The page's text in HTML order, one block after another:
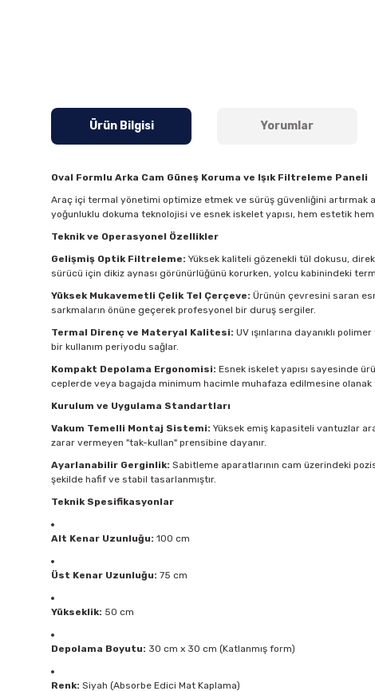
Ürün Bilgisi Yorumlar
Oval Formlu Arka Cam Güneş Koruma ve Işık Filtreleme Paneli
Araç içi termal yönetimi optimize etmek ve sürüş güvenliğini artırmak
yoğunluklu dokuma teknolojisi ve esnek iskelet yapısı, hem estetik
Teknik ve Operasyonel Özellikler
Gelişmiş Optik Filtreleme: Yüksek kaliteli gözenekli tül dokusu,
sürücü için dikiz aynası görünürlüğünü korurken, yolcu kabinindeki
Yüksek Mukavemetli Çelik Tel Çerçeve: Ürünün çevresini saran
sarkmaların önüne geçerek profesyonel bir duruş sergiler.
Termal Direnç ve Materyal Kalitesi: UV ışınlarına dayanıklı
bir kullanım periyodu sağlar.
Kompakt Depolama Ergonomisi: Esnek iskelet yapısı sayesinde
ceplerde veya bagajda minimum hacimle muhafaza edilmesine olanak
Kurulum ve Uygulama Standartları
Vakum Temelli Montaj Sistemi: Yüksek emiş kapasiteli vantuzlar
zarar vermeyen "tak-kullan" prensibine dayanır.
Ayarlanabilir Gerginlik: Sabitleme aparatlarının cam üzerindeki
şekilde hafif ve stabil tasarlanmıştır.
Teknik Spesifikasyonlar
Alt Kenar Uzunluğu: 100 cm
Üst Kenar Uzunluğu: 75 cm
Yükseklik: 50 cm
Depolama Boyutu: 30 cm x 30 cm (Katlanmış form)
Renk: Siyah (Absorbe Edici Mat Kaplama)